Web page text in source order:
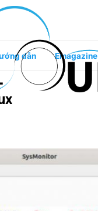
dẫn Emagazine